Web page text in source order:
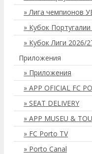
Лига чемпионов
Кубок
Кубок Лиги 2026/
Приложения
Приложения
APP OFICIAL FC
SEAT DELIVERY
APP MUSEU &
FC Porto TV
Porto Canal